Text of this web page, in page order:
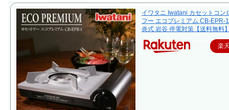
イワタニ Iwatani カセットコン
フー エコプレミアム CB-EPR-
炎式 岩谷 停電対策【送料無料
楽